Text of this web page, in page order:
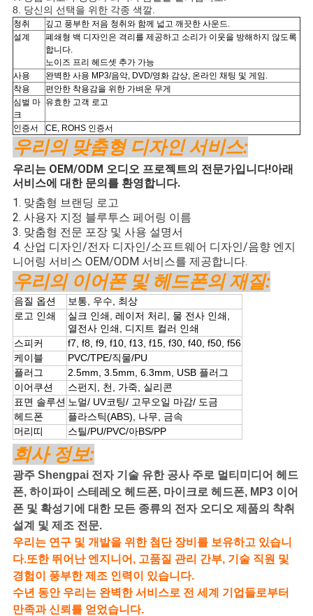
8. 당신의 선택을 위한 각종 색깔.
청취
깊고 풍부한 저음 청취와 함께 넓고 깨끗한 사운드.
설계
폐쇄형 백 디자인은 격리를 제공하고 소리가 이웃을 방해하지 않도록
합니다.
노이즈 프리 헤드셋 추가 가능
사용
완벽한 사용 MP3/음악, DVD/영화 감상, 온라인 채팅 및 게임.
착용
편안한 착용감을 위한 가벼운 무게
심벌 마
크
유효한 고객 로고
인증서 CE, ROHS 인증서
우리의 맞춤형 디자인 서비스:
우리는 OEM/ODM 오디오 프로젝트의 전문가입니다!아래
서비스에 대한 문의를 환영합니다.
1. 맞춤형 브랜딩 로고
2. 사용자 지정 블루투스 페어링 이름
3. 맞춤형 전문 포장 및 사용 설명서
4. 산업 디자인/전자 디자인/소프트웨어 디자인/음향 엔지
니어링 서비스 OEM/ODM 서비스를 제공합니다.
우리의 이어폰 및 헤드폰의 재질:
음질 옵션
보통, 우수, 최상
로고 인쇄
실크 인쇄, 레이저 처리, 물 전사 인쇄,
열전사 인쇄, 디지트 컬러 인쇄
스피커
f7, f8, f9, f10, f13, f15, f30, f40, f50, f56
케이블
PVC/TPE/직물/PU
플러그
2.5mm, 3.5mm, 6.3mm, USB 플러그
이어쿠션
스펀지, 천, 가죽, 실리콘
표면 솔루션 노멀/ UV코팅/ 고무오일 마감/ 도금
헤드폰
플라스틱(ABS), 나무, 금속
머리띠
스틸/PU/PVC/아BS/PP
회사 정보:
광주 Shengpai 전자 기술 유한 공사 주로 멀티미디어 헤드
폰, 하이파이 스테레오 헤드폰, 마이크로 헤드폰, MP3 이어
폰 및 확성기에 대한 모든 종류의 전자 오디오 제품의 착취
설계 및 제조 전문.
우리는 연구 및 개발을 위한 첨단 장비를 보유하고 있습니
다.또한 뛰어난 엔지니어, 고품질 관리 간부, 기술 직원 및
경험이 풍부한 제조 인력이 있습니다.
수년 동안 우리는 완벽한 서비스로 전 세계 기업들로부터
만족과 신뢰를 얻었습니다.